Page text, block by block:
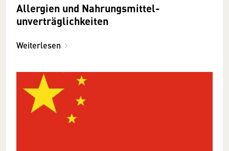
Allergien und Nahrungsmittel­
unverträglichkeiten
Weiterlesen